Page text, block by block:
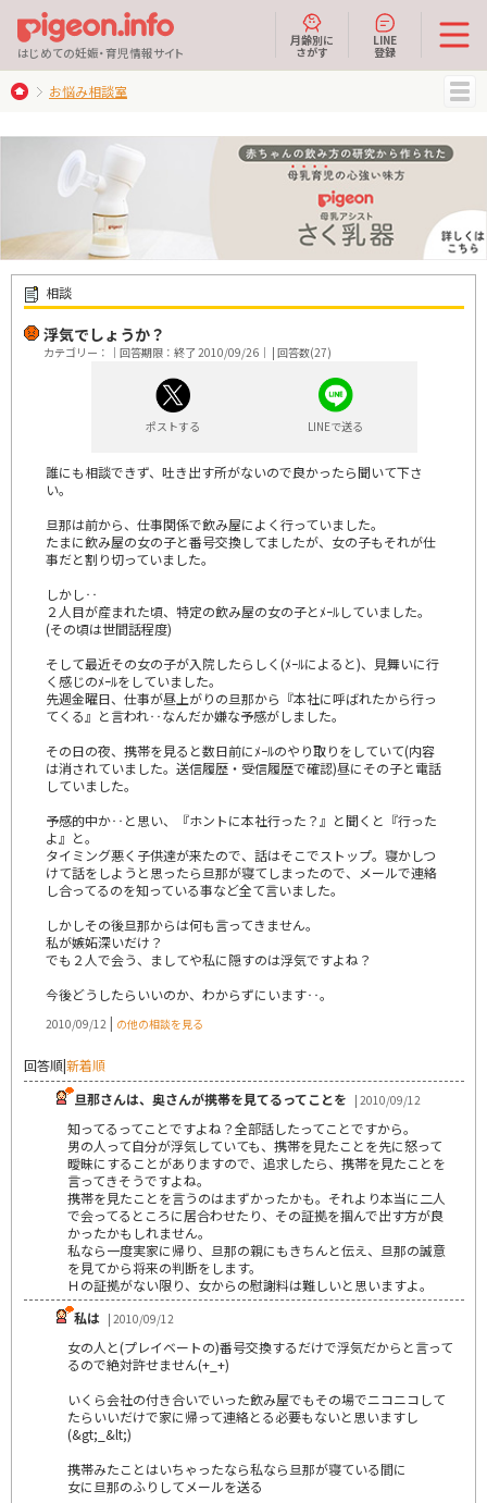
はじめての妊娠・育児情報サイト
月齢別に
さがす
LINE
登録
お悩み相談室
相談
浮気でしょうか？
カテゴリー：｜回答期限：終了 2010/09/26｜ | 回答数(27)
ポストする LINEで送る
誰にも相談できず、吐き出す所がないので良かったら聞いて下さ
い。
旦那は前から、仕事関係で飲み屋によく行っていました。
たまに飲み屋の女の子と番号交換してましたが、女の子もそれが仕
事だと割り切っていました。
しかし‥
２人目が産まれた頃、特定の飲み屋の女の子とﾒｰﾙしていました。
(その頃は世間話程度)
そして最近その女の子が入院したらしく(ﾒｰﾙによると)、見舞いに行
く感じのﾒｰﾙをしていました。
先週金曜日、仕事が昼上がりの旦那から『本社に呼ばれたから行っ
てくる』と言われ‥なんだか嫌な予感がしました。
その日の夜、携帯を見ると数日前にﾒｰﾙのやり取りをしていて(内容
は消されていました。送信履歴・受信履歴で確認)昼にその子と電話
していました。
予感的中か‥と思い、『ホントに本社行った？』と聞くと『行った
よ』と。
タイミング悪く子供達が来たので、話はそこでストップ。寝かしつ
けて話をしようと思ったら旦那が寝てしまったので、メールで連絡
し合ってるのを知っている事など全て言いました。
しかしその後旦那からは何も言ってきません。
私が嫉妬深いだけ？
でも２人で会う、ましてや私に隠すのは浮気ですよね？
今後どうしたらいいのか、わからずにいます‥。
2010/09/12 | の他の相談を見る
回答順|新着順
旦那さんは、奥さんが携帯を見てるってことを | 2010/09/12
知ってるってことですよね？全部話したってことですから。
男の人って自分が浮気していても、携帯を見たことを先に怒って
曖昧にすることがありますので、追求したら、携帯を見たことを
言ってきそうですよね。
携帯を見たことを言うのはまずかったかも。それより本当に二人
で会ってるところに居合わせたり、その証拠を掴んで出す方が良
かったかもしれません。
私なら一度実家に帰り、旦那の親にもきちんと伝え、旦那の誠意
を見てから将来の判断をします。
Ｈの証拠がない限り、女からの慰謝料は難しいと思いますよ。
私は | 2010/09/12
女の人と(プレイベートの)番号交換するだけで浮気だからと言って
るので絶対許せません(+_+)
いくら会社の付き合いでいった飲み屋でもその場でニコニコして
たらいいだけで家に帰って連絡とる必要もないと思いますし
(&gt;_&lt;)
携帯みたことはいちゃったなら私なら旦那が寝ている間に
女に旦那のふりしてメールを送る